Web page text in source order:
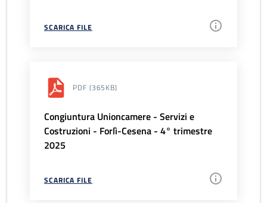
SCARICA FILE
PDF (365KB)
Congiuntura Unioncamere - Servizi e
Costruzioni - Forlì-Cesena - 4° trimestre
2025
SCARICA FILE